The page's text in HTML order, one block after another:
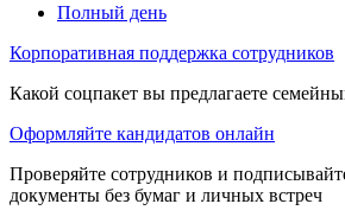
Полный день
Корпоративная поддержка сотрудников
Какой соцпакет вы предлагаете
Оформляйте кандидатов онлайн
Проверяйте сотрудников и
документы без бумаг и личных встреч